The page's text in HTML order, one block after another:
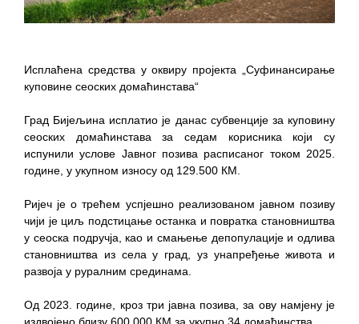
Исплаћена средства у оквиру пројекта „Суфинансирање
куповине сеоских домаћинстава“
Град Бијељина исплатио је данас субвенције за куповину
сеоских домаћинстава за седам корисника који су
испунили услове Јавног позива расписаног током 2025.
године, у укупном износу од 129.500 КМ.
Ријеч је о трећем успјешно реализованом јавном позиву
чији је циљ подстицање останка и повратка становништва
у сеоска подручја, као и смањење депопулације и одлива
становништва из села у град, уз унапређење живота и
развоја у руралним срединама.
Од 2023. године, кроз три јавна позива, за ову намјену је
издвојено близу 600.000 КМ за укупно 34 домаћинства.